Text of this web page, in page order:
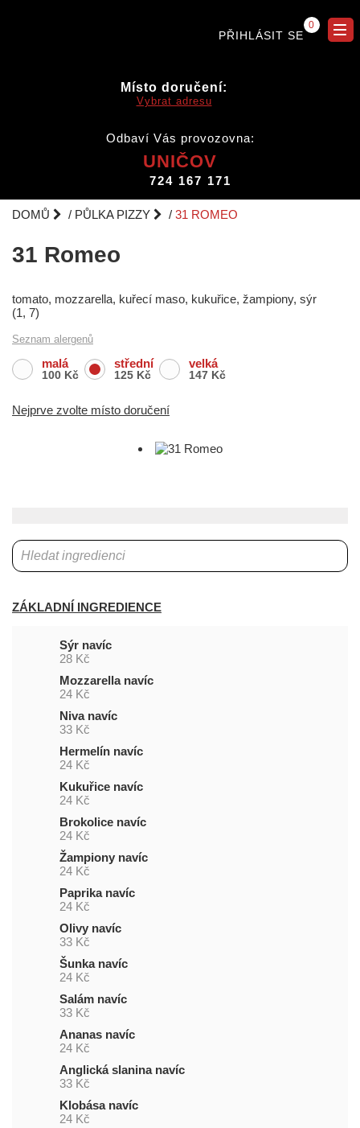
PŘIHLÁSIT SE
0
Místo doručení:
Vybrat adresu
Odbaví Vás provozovna:
UNIČOV
724 167 171
DOMŮ PŮLKA PIZZY 31 ROMEO
31 Romeo
tomato, mozzarella, kuřecí maso, kukuřice, žampiony, sýr
(1, 7)
Seznam alergenů
malá
100 Kč
střední
125 Kč
velká
147 Kč
Nejprve zvolte místo doručení
ZÁKLADNÍ INGREDIENCE
Sýr navíc
28 Kč
Mozzarella navíc
24 Kč
Niva navíc
33 Kč
Hermelín navíc
24 Kč
Kukuřice navíc
24 Kč
Brokolice navíc
24 Kč
Žampiony navíc
24 Kč
Paprika navíc
24 Kč
Olivy navíc
33 Kč
Šunka navíc
24 Kč
Salám navíc
33 Kč
Ananas navíc
24 Kč
Anglická slanina navíc
33 Kč
Klobása navíc
24 Kč